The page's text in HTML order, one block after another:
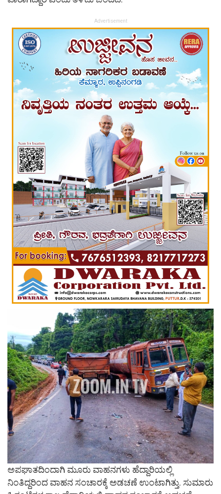
Advertisement
ಅಪಘಾತದಿಂದಾಗಿ ಮೂರು ವಾಹನಗಳು ಹೆದ್ದಾರಿಯಲ್ಲಿ
ನಿಂತಿದ್ದರಿಂದ ವಾಹನ ಸಂಚಾರಕ್ಕೆ ಅಡಚಣೆ ಉಂಟಾಗಿತ್ತು. ಸುಮಾರು